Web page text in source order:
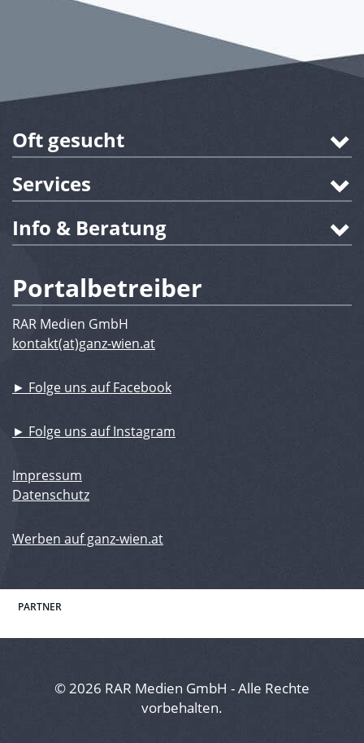
Oft gesucht
Services
Info & Beratung
Portalbetreiber
RAR Medien GmbH
kontakt(at)ganz-wien.at
► Folge uns auf Facebook
► Folge uns auf Instagram
Impressum
Datenschutz
Werben auf ganz-wien.at
PARTNER
© 2026 RAR Medien GmbH - Alle Rechte
vorbehalten.